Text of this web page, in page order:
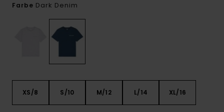
Farbe Dark Denim
XS/8 S/10 M/12 L/14 XL/16